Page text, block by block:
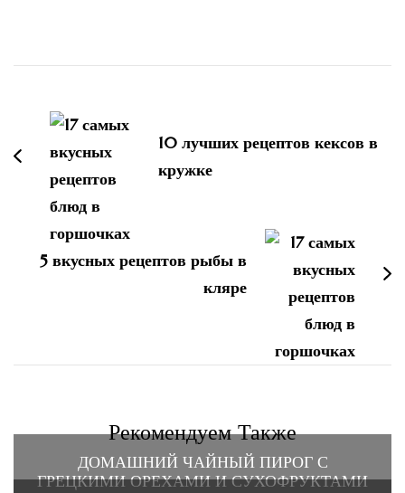
записям
10 лучших рецептов кексов в
кружке
5 вкусных рецептов рыбы в
кляре
Рекомендуем Также
ДОМАШНИЙ ЧАЙНЫЙ ПИРОГ С
ГРЕЦКИМИ ОРЕХАМИ И СУХОФРУКТАМИ